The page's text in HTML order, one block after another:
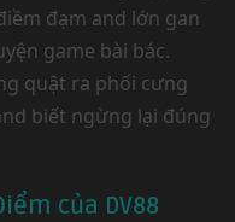
đạm and lớn gan
game bài bác.
quật ra phối cưng
biết ngừng lại đúng
của DV88